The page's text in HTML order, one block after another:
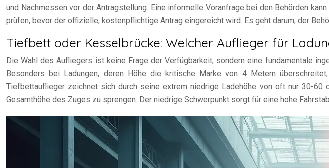
und Nachmessen vor der Antragstellung. Eine informelle Voranfrage bei den Behörden
prüfen, bevor der offizielle, kostenpflichtige Antrag eingereicht wird. Es geht darum, der
Tiefbett oder Kesselbrücke: Welcher Auflieger für
Die Wahl des Aufliegers ist keine Frage der Verfügbarkeit, sondern eine fundamentale
Besonders bei Ladungen, deren Höhe die kritische Marke von 4 Metern
Tiefbettauflieger zeichnet sich durch seine extrem niedrige Ladehöhe von oft nur 30-
Gesamthöhe des Zuges zu sprengen. Der niedrige Schwerpunkt sorgt für eine hohe